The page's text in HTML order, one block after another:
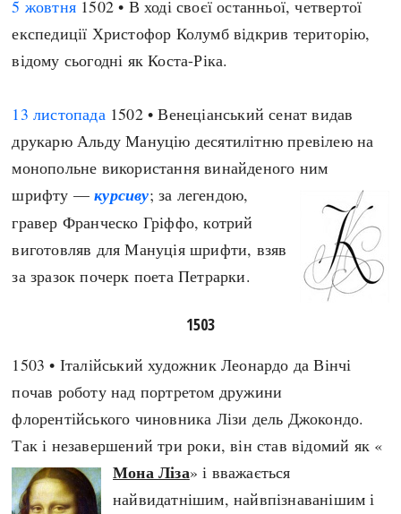
5 жовтня 1502 • В ході своєї останньої, четвертої
експедиції Христофор Колумб відкрив територію,
відому сьогодні як Коста-Ріка.
13 листопада1502 • Венеціанський сенат видав
друкарю Альду Мануцію десятилітню превілею на
монопольне використання винайденого ним
шрифту —курсиву; за легендою,
гравер Франческо Гріффо, котрий
виготовляв для Мануція шрифти, взяв
за зразок почерк поета Петрарки.
1503
1503 • Італійський художник Леонардо да Вінчі
почав роботу над портретом дружини
флорентійського чиновника Лізи дель Джокондо.
Так і незавершений три роки, він став відомий як «
Мона Ліза» і вважається
найвидатнішим, найвпізнаванішим і